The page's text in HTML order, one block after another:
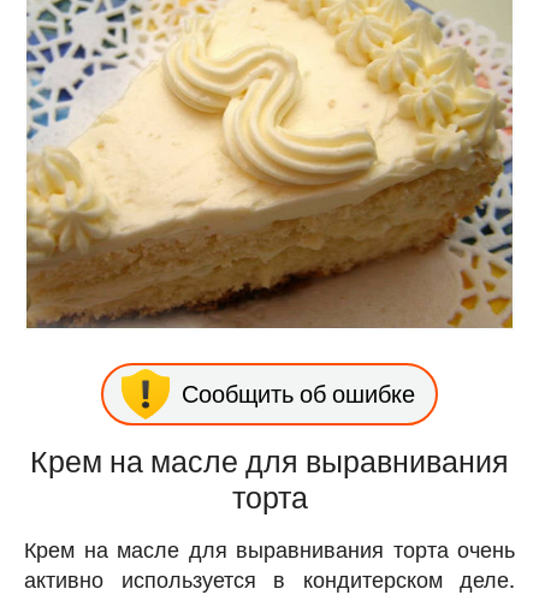
Сообщить об ошибке
Крем на масле для выравнивания
торта
Крем на масле для выравнивания торта очень
активно используется в кондитерском деле.